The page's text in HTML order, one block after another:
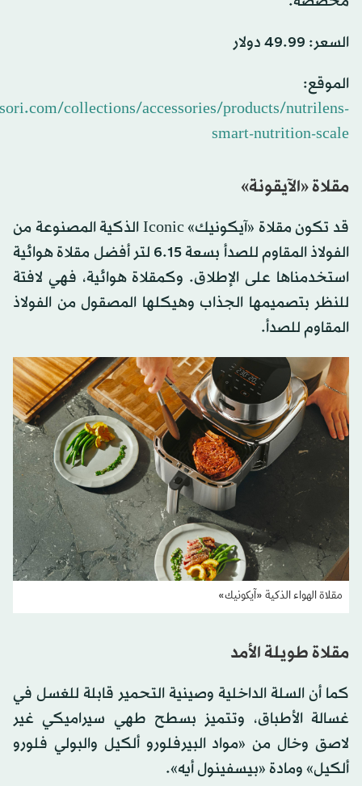
السعر: 49.99 دولار
الموقع:
collections/accessories/products/nutrilens-
smart-nutrition-scale
مقلاة «الآيقونة»
قد تكون مقلاة «آيكونيك» Iconic الذكية المصنوعة من
الفولاذ المقاوم للصدأ بسعة 6.15 لتر أفضل مقلاة هوائية
استخدمناها على الإطلاق. وكمقلاة هوائية، فهي لافتة
للنظر بتصميمها الجذاب وهيكلها المصقول من الفولاذ
المقاوم للصدأ.
مقلاة الهواء الذكية «آيكونيك»
مقلاة طويلة الأمد
كما أن السلة الداخلية وصينية التحمير قابلة للغسل في
غسالة الأطباق، وتتميز بسطح طهي سيراميكي غير
لاصق وخال من «مواد البيرفلورو ألكيل والبولي فلورو
ألكيل» ومادة «بيسفينول أيه».